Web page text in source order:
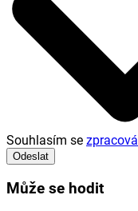
Souhlasím se
Odeslat
Může se hodit